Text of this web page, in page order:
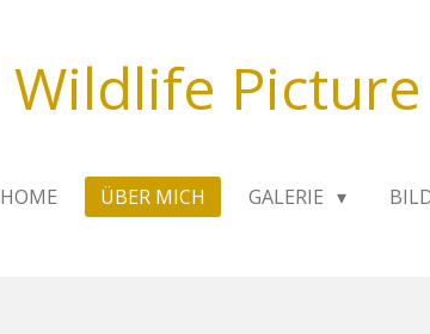
Wildlife
HOME ÜBER MICH GALERIE